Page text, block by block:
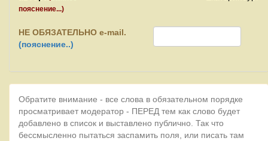
пояснение...)
НЕ ОБЯЗАТЕЛЬНО e-mail.
(пояснение..)
Обратите внимание - все слова в обязательном порядке
просматривает модератор - ПЕРЕД тем как слово будет
добавлено в список и выставлено публично. Так что
бессмысленно пытаться заспамить поля, или писать там